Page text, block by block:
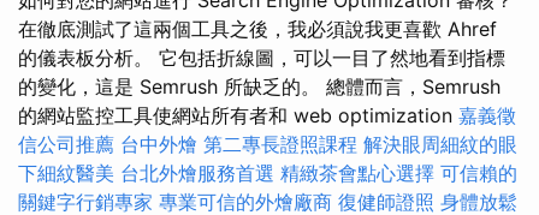
在徹底測試了這兩個工具之後，我必須說我更喜歡 Ahref
的儀表板分析。 它包括折線圖，可以一目了然地看到指標
的變化，這是 Semrush 所缺乏的。 總體而言，Semrush
的網站監控工具使網站所有者和 web optimization 嘉義徵
信公司推薦 台中外燴 第二專長證照課程 解決眼周細紋的眼
下細紋醫美 台北外燴服務首選 精緻茶會點心選擇 可信賴的
關鍵字行銷專家 專業可信的外燴廠商 復健師證照 身體放鬆